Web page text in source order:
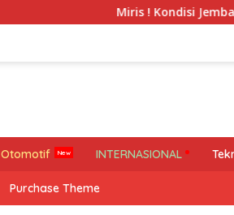
Miris ! Kondisi Jembatan Km 1
Otomotif INTERNASIONAL
Purchase Theme